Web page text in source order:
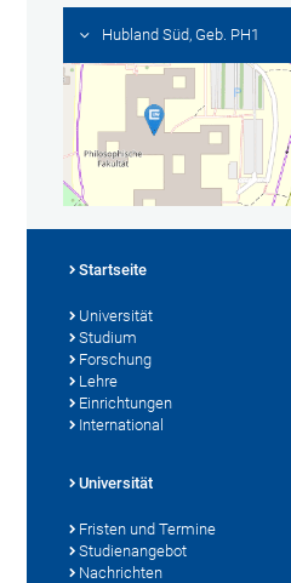
Hubland Süd, Geb. PH1
Startseite
Universität
Studium
Forschung
Lehre
Einrichtungen
International
Universität
Fristen und Termine
Studienangebot
Nachrichten